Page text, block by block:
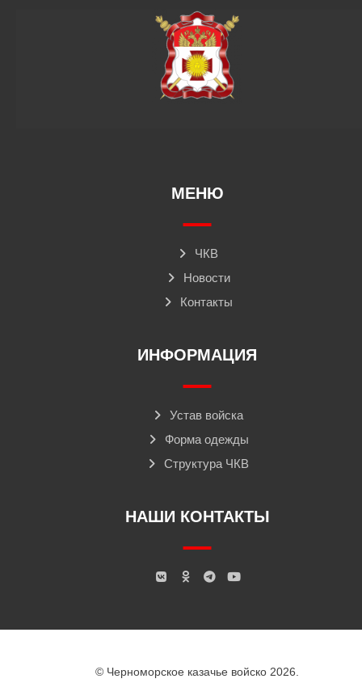
МЕНЮ
ЧКВ
Новости
Контакты
ИНФОРМАЦИЯ
Устав войска
Форма одежды
Структура ЧКВ
НАШИ КОНТАКТЫ
© Черноморское казачье войско 2026.